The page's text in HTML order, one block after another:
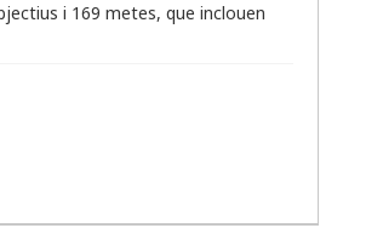
i 169 metes, que inclouen